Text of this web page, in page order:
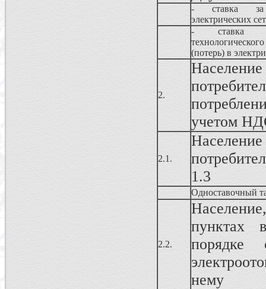
- ставка за
электрических
- ставка
(потерь) в
2.
учетом
2.1.
1.3
Одноставочный
2.2.
пунктах
порядке
нему